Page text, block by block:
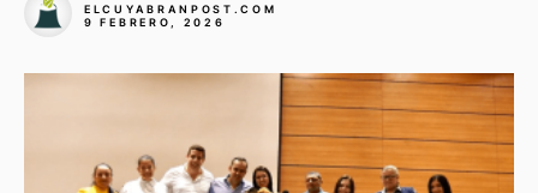
ELCUYABRANPOST.COM
9 FEBRERO, 2026